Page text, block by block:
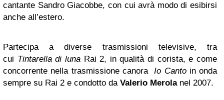
cantante Sandro Giacobbe, con cui avrà modo di esibirsi
anche all’estero.
Partecipa a diverse trasmissioni televisive, tra
cui Tintarella di luna Rai 2, in qualità di corista, e come
concorrente nella trasmissione canoraIo Cantoin onda
sempre su Rai 2 e condotto da Valerio Merolanel 2007.